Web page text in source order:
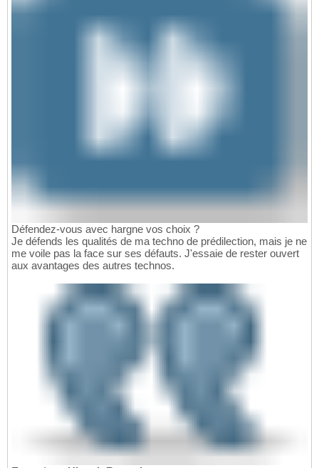
Défendez-vous avec hargne vos choix ?
Je défends les qualités de ma techno de prédilection, mais je ne
me voile pas la face sur ses défauts. J'essaie de rester ouvert
aux avantages des autres technos.